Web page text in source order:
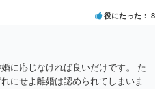
役にたった 8
に応じなければ良いだけです。 た
にせよ離婚は認められてしまいま